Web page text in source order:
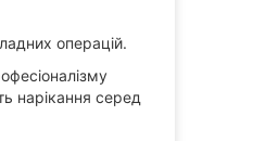
операцій.
нарікання серед